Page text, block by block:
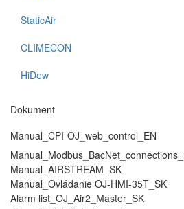
StaticAir
CLIMECON
HiDew
Dokument
Manual_CPI-OJ_web_control_EN
Manual_AIRSTREAM_SK
Manual_Ovládanie OJ-HMI-35T_SK
Alarm list_OJ_Air2_Master_SK